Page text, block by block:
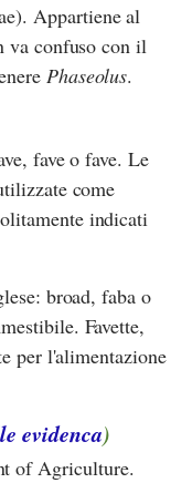
Appartiene al
va confuso con il
Phaseolus.
fave o fave. Le
come
indicati
broad, faba o
Favette,
per l'alimentazione
evidenca)
of Agriculture.